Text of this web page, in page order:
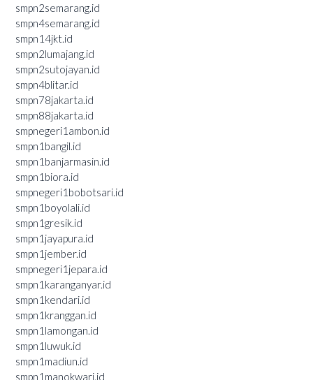
smpn2semarang.id
smpn4semarang.id
smpn14jkt.id
smpn2lumajang.id
smpn2sutojayan.id
smpn4blitar.id
smpn78jakarta.id
smpn88jakarta.id
smpnegeri1ambon.id
smpn1bangil.id
smpn1banjarmasin.id
smpn1biora.id
smpnegeri1bobotsari.id
smpn1boyolali.id
smpn1gresik.id
smpn1jayapura.id
smpn1jember.id
smpnegeri1jepara.id
smpn1karanganyar.id
smpn1kendari.id
smpn1kranggan.id
smpn1lamongan.id
smpn1luwuk.id
smpn1madiun.id
smpn1manokwari.id